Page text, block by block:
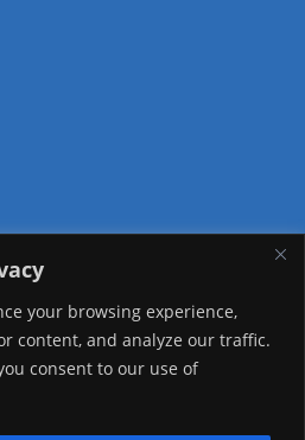
your browsing experience,
content, and analyze our traffic.
consent to our use of